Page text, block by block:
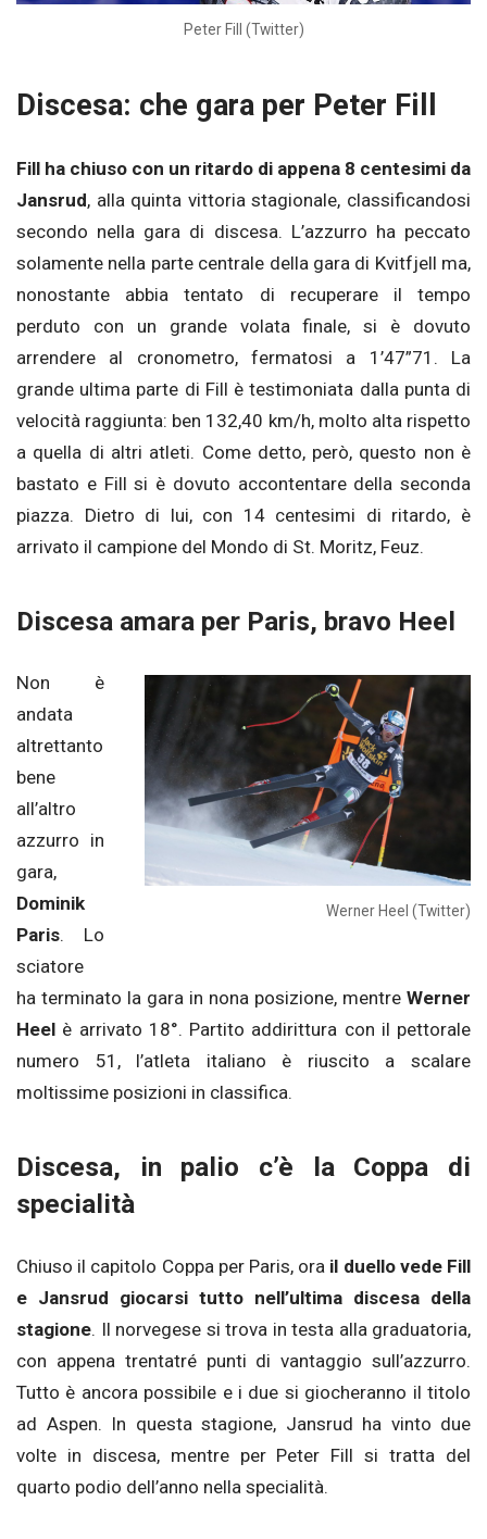
Peter Fill (Twitter)
Discesa: che gara per Peter Fill
Fill ha chiuso con un ritardo di appena 8 centesimi da
Jansrud, alla quinta vittoria stagionale, classificandosi
secondo nella gara di discesa. L’azzurro ha peccato
solamente nella parte centrale della gara di Kvitfjell ma,
nonostante abbia tentato di recuperare il tempo
perduto con un grande volata finale, si è dovuto
arrendere al cronometro, fermatosi a 1’47”71. La
grande ultima parte di Fill è testimoniata dalla punta di
velocità raggiunta: ben 132,40 km/h, molto alta rispetto
a quella di altri atleti. Come detto, però, questo non è
bastato e Fill si è dovuto accontentare della seconda
piazza. Dietro di lui, con 14 centesimi di ritardo, è
arrivato il campione del Mondo di St. Moritz, Feuz.
Discesa amara per Paris, bravo Heel
Werner Heel (Twitter)
Non è
andata
altrettanto
bene
all’altro
azzurro in
gara,
Dominik
Paris. Lo
sciatore
ha terminato la gara in nona posizione, mentre Werner
Heel è arrivato 18°. Partito addirittura con il pettorale
numero 51, l’atleta italiano è riuscito a scalare
moltissime posizioni in classifica.
Discesa, in palio c’è la Coppa di
specialità
Chiuso il capitolo Coppa per Paris, ora il duello vede Fill
e Jansrud giocarsi tutto nell’ultima discesa della
stagione. Il norvegese si trova in testa alla graduatoria,
con appena trentatré punti di vantaggio sull’azzurro.
Tutto è ancora possibile e i due si giocheranno il titolo
ad Aspen. In questa stagione, Jansrud ha vinto due
volte in discesa, mentre per Peter Fill si tratta del
quarto podio dell’anno nella specialità.